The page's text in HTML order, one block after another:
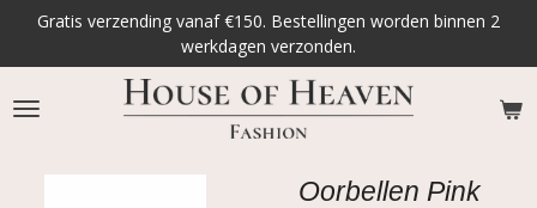
naar
de
hoofdinhoud
Gratis verzending vanaf €150. Bestellingen worden binnen 2
werkdagen verzonden.
Oorbellen Pink